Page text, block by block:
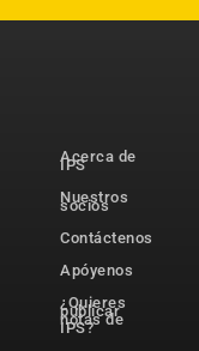
Acerca de
IPS
Nuestros
socios
Contáctenos
Apóyenos
¿Quieres
publicar
notas de
IPS?